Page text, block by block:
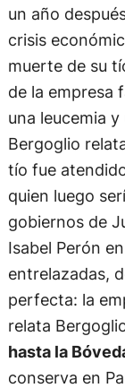
un año
crisis
muerte de su
de la empresa
una leucemia
Bergoglio
tío fue
quien luego
gobiernos de
Isabel Perón
entrelazadas,
perfecta: la
relata
hasta la
conserva en